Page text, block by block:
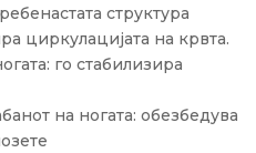
структура
циркулацијата на крвта.
го стабилизира
на ногата: обезбедува